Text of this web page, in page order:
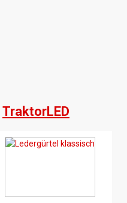
TraktorLED